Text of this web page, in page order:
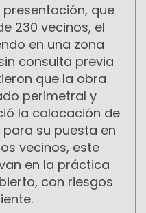
que
230 vecinos, el
en una zona
consulta previa
que la obra
perimetral y
la colocación de
su puesta en
vecinos, este
en la práctica
con riesgos